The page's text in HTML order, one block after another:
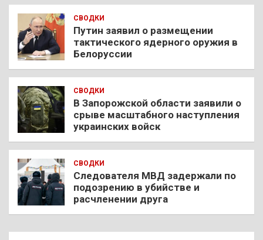
СВОДКИ
Путин заявил о размещении
тактического ядерного оружия в
Белоруссии
СВОДКИ
В Запорожской области заявили о
срыве масштабного наступления
украинских войск
СВОДКИ
Следователя МВД задержали по
подозрению в убийстве и
расчленении друга